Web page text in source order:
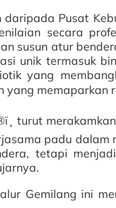
Pusat
secara
susun atur
unik termasuk
yang
yang
turut
padu dalam
tetapi
Gemilang ini